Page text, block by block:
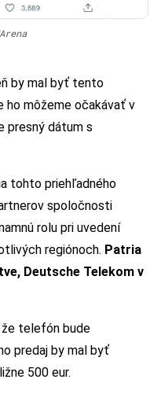
by mal byť tento
ho môžeme očakávať v
presný dátum s
tohto priehľadného
spoločnosti
rolu pri uvedení
regiónoch. Patria
Deutsche Telekom v
že telefón bude
predaj by mal byť
500 eur.